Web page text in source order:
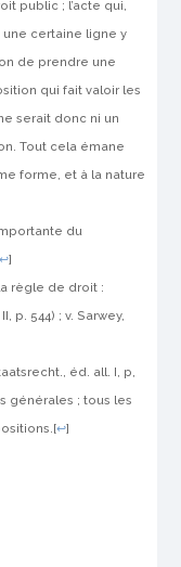
public ; l’acte qui,
certaine ligne y
de prendre une
qui fait valoir les
serait donc ni un
Tout cela émane
forme, et à la nature
du
↩]
règle de droit :
p. 544) ; v. Sarwey,
éd. all. I, p,
générales ; tous les
[↩]